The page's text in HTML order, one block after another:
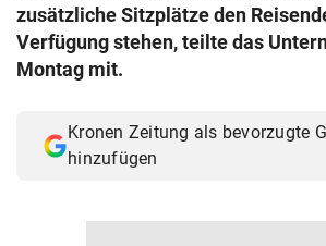
© Krone Multimedia GmbH & Co KG 2026
Muthgasse 2, 1190 Wien
zusätzliche Sitzplätze den
Verfügung stehen, teilte das
Montag mit.
Kronen Zeitung als bevorzugte
hinzufügen